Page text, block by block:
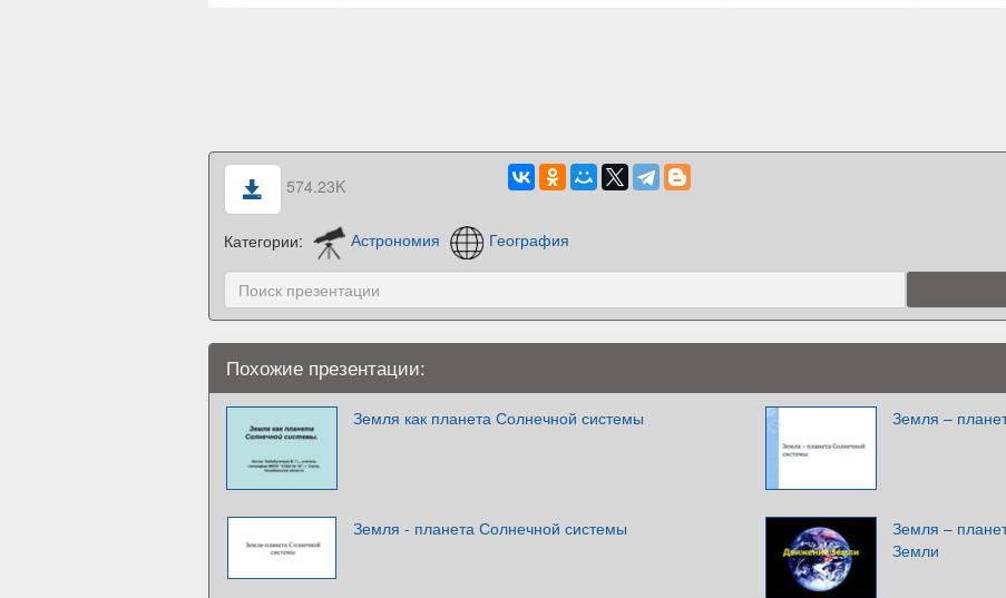
574.23K
Категории: Астрономия География
Похожие презентации:
Земля как планета Солнечной системы Земля –
Земля - планета Солнечной системы
Земля –
Земли